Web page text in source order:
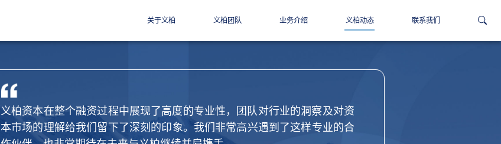
关于义柏 义柏团队 业务介绍 义柏动态 联系我们
义柏资本在整个融资过程中展现了高度的专业性，团队对行业的洞察及对资
本市场的理解给我们留下了深刻的印象。我们非常高兴遇到了这样专业的合